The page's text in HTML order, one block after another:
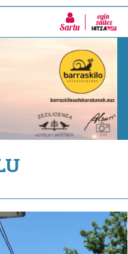
Sartu